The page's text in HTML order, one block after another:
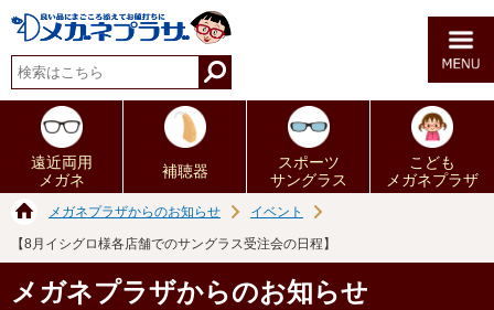
遠近両用
メガネ
補聴器
スポーツ
サングラス
こども
メガネプラザ
メガネプラザからのお知らせ イベント
【8月イシグロ様各店舗でのサングラス受注会の日程】
メガネプラザからのお知らせ